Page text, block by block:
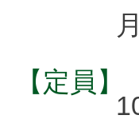
【定員】